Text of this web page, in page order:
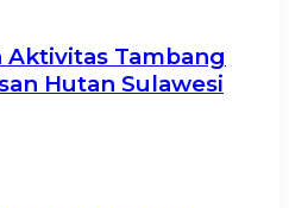
Tambang
Hutan Sulawesi